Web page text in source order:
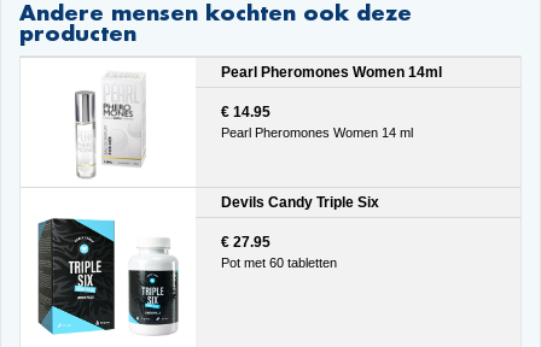
Andere mensen kochten ook deze
producten
Pearl Pheromones Women 14ml
€ 14.95
Pearl Pheromones Women 14 ml
Devils Candy Triple Six
€ 27.95
Pot met 60 tabletten